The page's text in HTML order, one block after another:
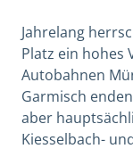
Jahrelang
Platz ein hohes
Autobahnen
Garmisch
aber
Kiesselbach-